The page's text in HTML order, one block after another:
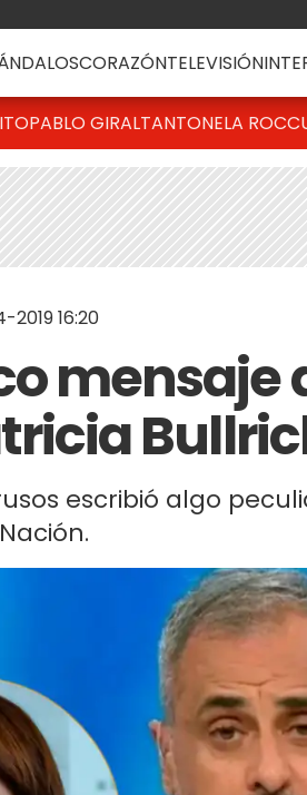
CORAZÓNTELEVISIÓN
PABLO GIRALTANTONELA
2019 16:20
mensaje
escribió algo